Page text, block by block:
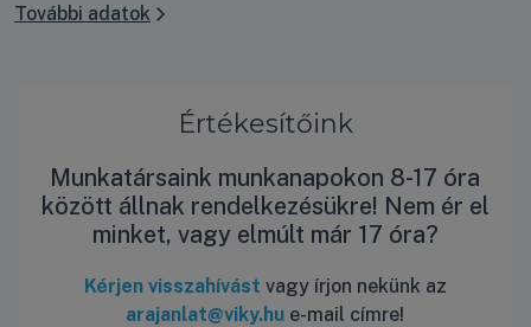
További adatok
Értékesítőink
Munkatársaink munkanapokon 8-17 óra
között állnak rendelkezésükre! Nem ér el
minket, vagy elmúlt már 17 óra?
Kérjen visszahívást vagy írjon nekünk az
arajanlat@viky.hu e-mail címre!